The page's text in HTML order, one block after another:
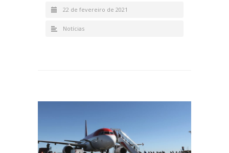
22 de fevereiro de 2021
Notícias